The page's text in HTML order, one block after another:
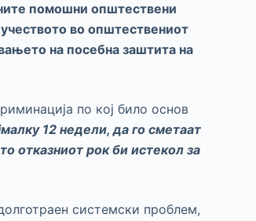
помошни општествени
во општествениот
на посебна заштита на
по кој било основ
12 недели, да го сметаат
отказниот рок би истекол за
системски проблем,